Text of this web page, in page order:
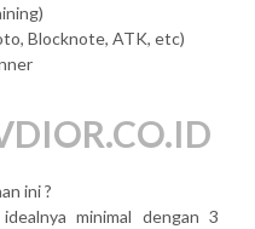
Blocknote, ATK, etc)
ini ?
minimal dengan 3